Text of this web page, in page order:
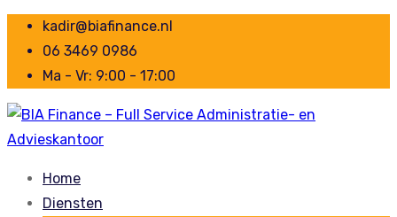
kadir@biafinance.nl
06 3469 0986
Ma - Vr: 9:00 - 17:00
Home
Diensten